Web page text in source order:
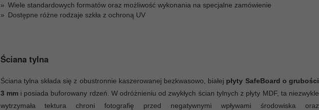
Wiele standardowych formatów oraz możliwość wykonania na specjalne zamówienie
Dostępne różne rodzaje szkła z ochroną UV
Ściana tylna
Ściana tylna składa się z obustronnie kaszerowanej bezkwasowo, białej płyty SafeBoard o grubości
3 mmi posiada buforowany rdzeń. W odróżnieniu od zwykłych ścian tylnych z płyty MDF, ta niezwykle
wytrzymała tektura chroni fotografię przed negatywnymi wpływami środowiska oraz